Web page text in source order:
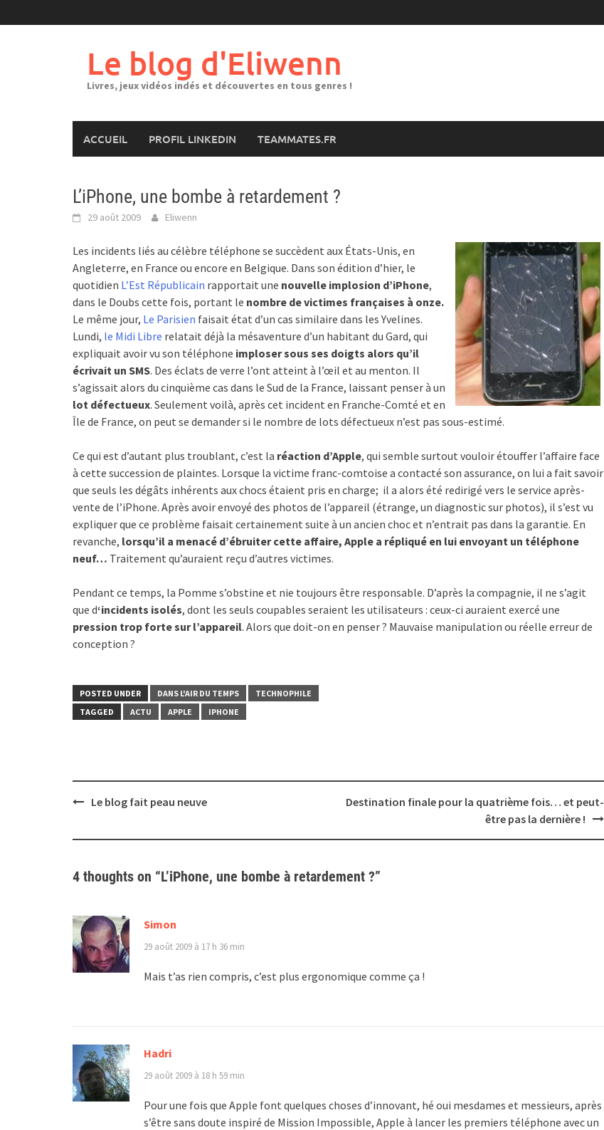
to
Le blog d'Eliwenn
Livres, jeux vidéos indés et découvertes en tous genres !
ACCUEIL PROFIL LINKEDIN TEAMMATES.FR
L’iPhone, une bombe à retardement ?
29 août 2009 Eliwenn
Les incidents liés au célèbre téléphone se succèdent aux États-Unis, en
Angleterre, en France ou encore en Belgique. Dans son édition d’hier, le
quotidien L’Est Républicain rapportait une nouvelle implosion d’iPhone,
dans le Doubs cette fois, portant le nombre de victimes françaises à onze.
Le même jour, Le Parisien faisait état d’un cas similaire dans les Yvelines.
Lundi, le Midi Libre relatait déjà la mésaventure d’un habitant du Gard, qui
expliquait avoir vu son téléphone imploser sous ses doigts alors qu’il
écrivait un SMS. Des éclats de verre l’ont atteint à l’œil et au menton. Il
s’agissait alors du cinquième cas dans le Sud de la France, laissant penser à un
lot défectueux. Seulement voilà, après cet incident en Franche-Comté et en
Île de France, on peut se demander si le nombre de lots défectueux n’est pas sous-estimé.
Ce qui est d’autant plus troublant, c’est la réaction d’Apple, qui semble surtout vouloir étouffer l’affaire face
à cette succession de plaintes. Lorsque la victime franc-comtoise a contacté son assurance, on lui a fait savoir
que seuls les dégâts inhérents aux chocs étaient pris en charge; il a alors été redirigé vers le service après-
vente de l’iPhone. Après avoir envoyé des photos de l’appareil (étrange, un diagnostic sur photos), il s’est vu
expliquer que ce problème faisait certainement suite à un ancien choc et n’entrait pas dans la garantie. En
revanche, lorsqu’il a menacé d’ébruiter cette affaire, Apple a répliqué en lui envoyant un téléphone
neuf… Traitement qu’auraient reçu d’autres victimes.
Pendant ce temps, la Pomme s’obstine et nie toujours être responsable. D’après la compagnie, il ne s’agit
que d‘incidents isolés, dont les seuls coupables seraient les utilisateurs : ceux-ci auraient exercé une
pression trop forte sur l’appareil. Alors que doit-on en penser ? Mauvaise manipulation ou réelle erreur de
conception ?
POSTED UNDER DANS L'AIR DU TEMPS
TECHNOPHILE
TAGGED
ACTU APPLE IPHONE
PostLe blog fait peau neuve
Destination finale pour la quatrième fois… et peut-
être pas la dernière !
4 thoughts on “L’iPhone, une bombe à retardement ?”
Simon
29 août 2009 à 17 h 36 min
Mais t’as rien compris, c’est plus ergonomique comme ça !
Hadri
29 août 2009 à 18 h 59 min
Pour une fois que Apple font quelques choses d’innovant, hé oui mesdames et messieurs, après
s’être sans doute inspiré de Mission Impossible, Apple à lancer les premiers téléphone avec un